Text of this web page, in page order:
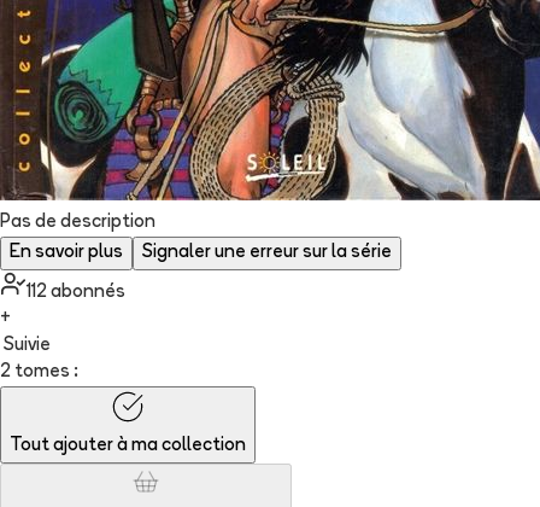
Pas de description
En savoir plus
Signaler une erreur sur la série
112 abonnés
+
Suivie
2 tomes :
Tout ajouter à ma collection